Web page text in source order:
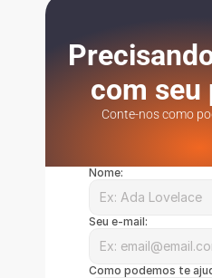
com seu
Conte-nos como
Nome:
Seu e-mail:
Como podemos te